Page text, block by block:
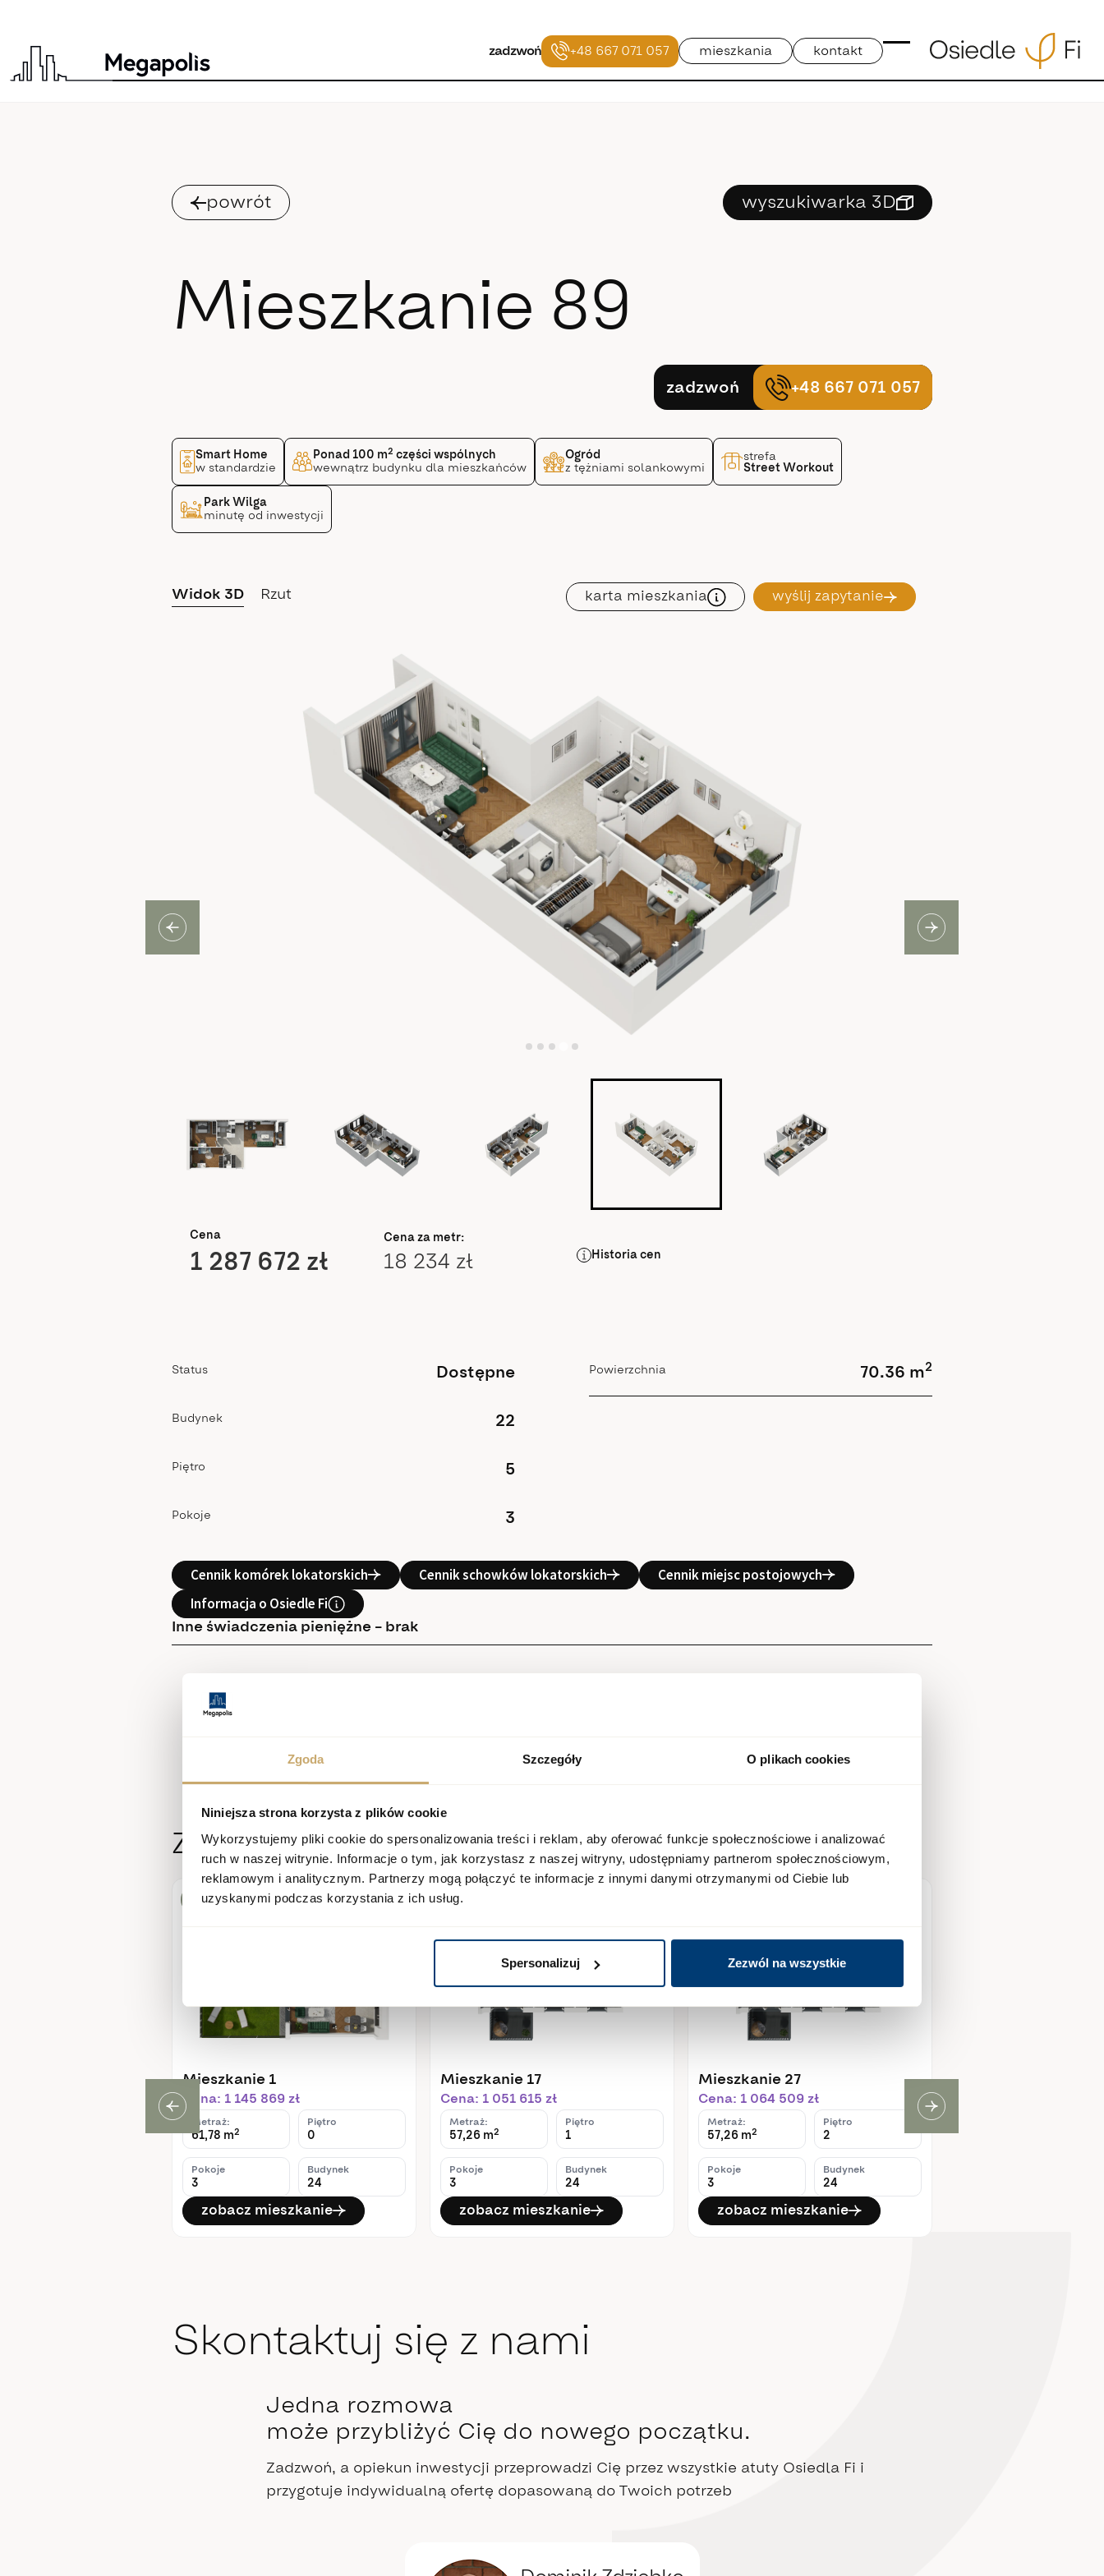
Zgoda Szczegóły O plikach cookies
Niniejsza strona korzysta z plików cookie
Wykorzystujemy pliki cookie do spersonalizowania treści i reklam, aby oferować funkcje społecznościowe i analizować
ruch w naszej witrynie. Informacje o tym, jak korzystasz z naszej witryny, udostępniamy partnerom społecznościowym,
reklamowym i analitycznym. Partnerzy mogą połączyć te informacje z innymi danymi otrzymanymi od Ciebie lub
uzyskanymi podczas korzystania z ich usług.
Spersonalizuj Zezwól na wszystkie
zadzwoń +48 667 071 057 mieszkania kontakt
powrót wyszukiwarka 3D
Mieszkanie 89
zadzwoń +48 667 071 057
Smart Home
w standardzie
Ponad 100 m2 części wspólnych
wewnątrz budynku dla mieszkańców
Ogród
z tężniami solankowymi
strefa
Street Workout
Park Wilga
minutę od inwestycji
Widok 3D Rzut karta mieszkania wyślij zapytanie
Cena
1 287 672 zł
Cena za metr:
18 234 zł Historia cen
Status Dostępne
Budynek 22
Piętro 5
Pokoje 3
Powierzchnia 70.36 m2
Cennik komórek lokatorskich Cennik schowków lokatorskich
Cennik miejsc postojowych
Informacja o Osiedle Fi
Inne świadczenia pieniężne – brak
Zobacz inne mieszkania
Dostępne
Mieszkanie 1
Cena: 1 145 869 zł
Metraż:
61,78 m2
Piętro
0
Pokoje
3
Budynek
24
zobacz mieszkanie
Dostępne
Mieszkanie 17
Cena: 1 051 615 zł
Metraż:
57,26 m2
Piętro
1
Pokoje
3
Budynek
24
zobacz mieszkanie
Mieszkanie 27
Cena: 1 064 509 zł
Metraż:
57,26 m2
Piętro
2
Pokoje
3
Budynek
24
zobacz mieszkanie
Mieszkanie 37
Skontaktuj się z nami
Jedna rozmowa
może przybliżyć Cię do nowego początku.
Zadzwoń, a opiekun inwestycji przeprowadzi Cię przez wszystkie atuty Osiedla Fi i
przygotuje indywidualną ofertę dopasowaną do Twoich potrzeb